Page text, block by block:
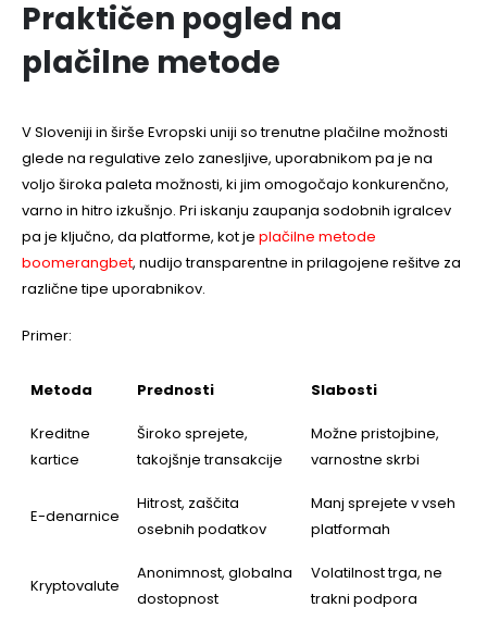
Praktičen pogled na
plačilne metode
V Sloveniji in širše Evropski uniji so trenutne plačilne možnosti
glede na regulative zelo zanesljive, uporabnikom pa je na
voljo široka paleta možnosti, ki jim omogočajo konkurenčno,
varno in hitro izkušnjo. Pri iskanju zaupanja sodobnih igralcev
pa je ključno, da platforme, kot je plačilne metode
boomerangbet, nudijo transparentne in prilagojene rešitve za
različne tipe uporabnikov.
Primer:
Metoda Prednosti Slabosti
Kreditne
kartice
Široko sprejete,
takojšnje transakcije
Možne pristojbine,
varnostne skrbi
E-denarnice
Hitrost, zaščita
osebnih podatkov
Manj sprejete v vseh
platformah
Kryptovalute
Anonimnost, globalna
dostopnost
Volatilnost trga, ne
trakni podpora